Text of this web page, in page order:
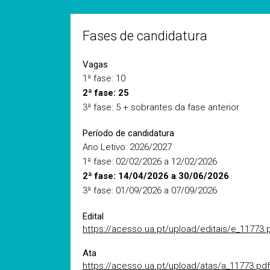
Fases de candidatura
Vagas
1ª fase: 10
2ª fase: 25
3ª fase: 5 + sobrantes da fase anterior
Período de candidatura
Ano Letivo: 2026/2027
1ª fase: 02/02/2026 a 12/02/2026
2ª fase: 14/04/2026 a 30/06/2026
3ª fase: 01/09/2026 a 07/09/2026
Edital
https://acesso.ua.pt/upload/editais/
Ata
https://acesso.ua.pt/upload/atas/a_11773.pdf